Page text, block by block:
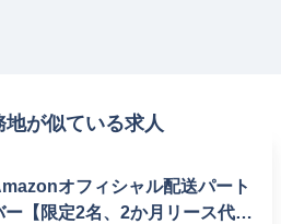
地が似ている求人
オフィシャル配送パート
【限定2名、2か月リース代無